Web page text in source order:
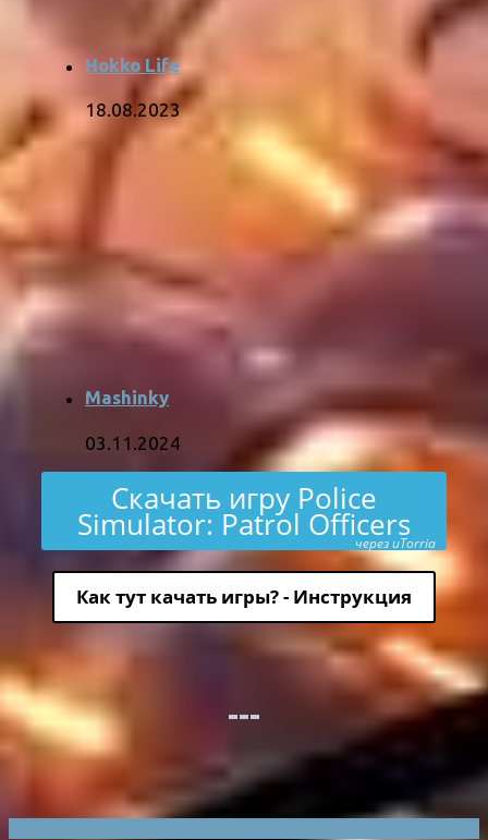
Hokko Life
18.08.2023
Mashinky
03.11.2024
Скачать игру Police
Simulator: Patrol Officers
через uTorria
Как тут качать игры? - Инструкция